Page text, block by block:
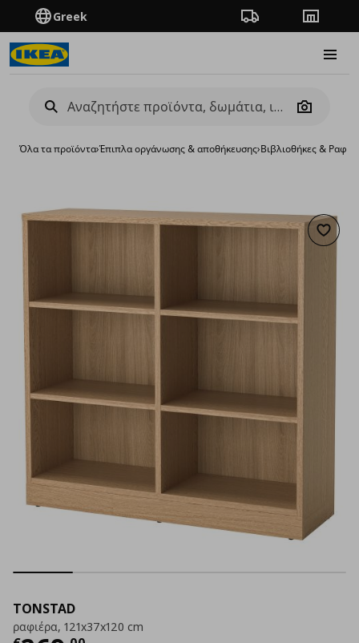
Greek Πορεία παραγγελίας
Camera
Όλα τα προϊόντα›Έπιπλα οργάνωσης & αποθήκευσης›Βιβλιοθήκες &
TONSTAD
ραφιέρα, 121x37x120 cm